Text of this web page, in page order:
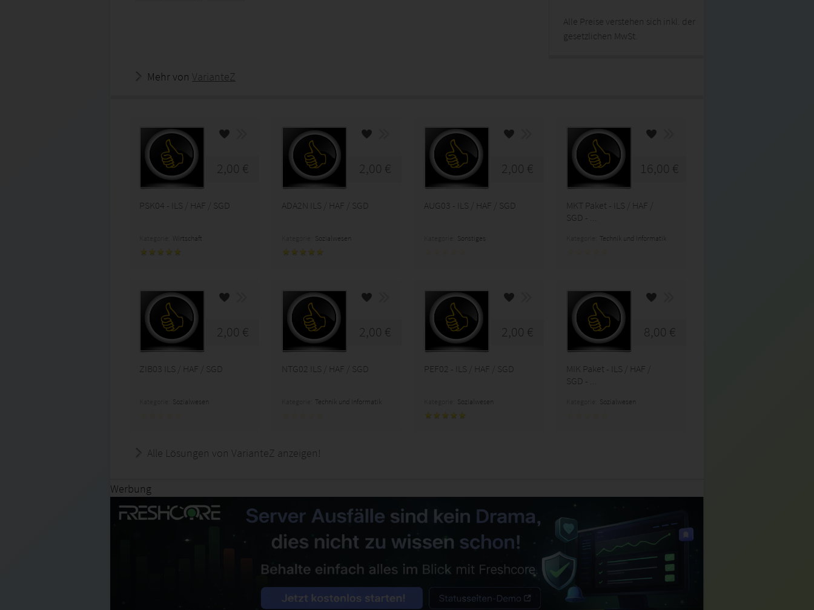
Alle Preise verstehen sich inkl. der
gesetzlichen MwSt.
Mehr von VarianteZ
2,00 €
PSK04 - ILS / HAF / SGD
Wirtschaft
2,00 €
ADA2N ILS / HAF / SGD
Sozialwesen
2,00 €
AUG03 - ILS / HAF / SGD
Sonstiges
16,00 €
MKT Paket - ILS / HAF /
SGD - ...
Technik und Informatik
2,00 €
ZIB03 ILS / HAF / SGD
Sozialwesen
2,00 €
NTG02 ILS / HAF / SGD
Technik und Informatik
2,00 €
PEF02 - ILS / HAF / SGD
Sozialwesen
8,00 €
MIK Paket - ILS / HAF /
SGD - ...
Sozialwesen
Alle Lösungen von VarianteZ anzeigen!
Werbung